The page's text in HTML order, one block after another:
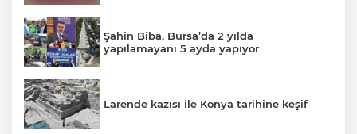
Şahin Biba, Bursa’da 2 yılda
yapılamayanı 5 ayda yapıyor
Larende kazısı ile Konya tarihine keşif